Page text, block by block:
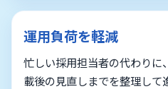
運用負荷を軽減
忙しい採用担当者の代わりに
載後の見直しまでを整理して